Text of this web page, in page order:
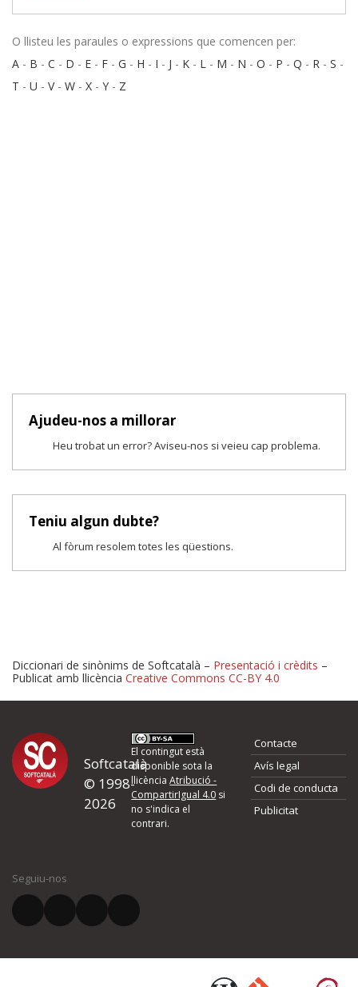
O llisteu les paraules o expressions que comencen per:
A - B - C - D - E - F - G - H - I - J - K - L - M - N - O - P - Q - R - S -
T - U - V- W - X - Y - Z
Ajudeu-nos a millorar
Heu trobat un error? Aviseu-nos si veieu cap problema.
Teniu algun dubte?
Al fòrum resolem totes les qüestions.
Proposeu-nos millores o
d'errors
Si heu trobat un error o voleu proposar alguna millora, ompliu els
quina és la millora que proposeu o l'error del qual voleu informar-
El vostre correu electrònic *
Diccionari de sinònims de Softcatalà – Presentació i crèdits –
Publicat amb llicència Creative Commons CC-BY 4.0
Softcatalà
© 1998-
2026
El contingut està
disponible sota la
llicènciaAtribució -
CompartirIgual 4.0 si
no s'indica el
contrari.
Contacte
Avís legal
Codi de conducta
Publicitat
Seguiu-nos